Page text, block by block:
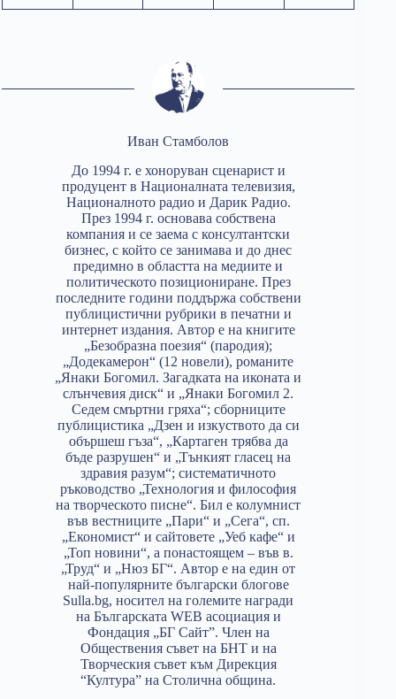
Иван Стамболов
До 1994 г. е хоноруван сценарист и
продуцент в Националната телевизия,
Националното радио и Дарик Радио.
През 1994 г. основава собствена
компания и се заема с консултантски
бизнес, с който се занимава и до днес
предимно в областта на медиите и
политическото позициониране. През
последните години поддържа собствени
публицистични рубрики в печатни и
интернет издания. Автор е на книгите
„Безобразна поезия“ (пародия);
„Додекамерон“ (12 новели), романите
„Янаки Богомил. Загадката на иконата и
слънчевия диск“ и „Янаки Богомил 2.
Седем смъртни гряха“; сборниците
публицистика „Дзен и изкуството да си
обършеш гъза“, „Картаген трябва да
бъде разрушен“ и „Тънкият гласец на
здравия разум“; систематичното
ръководство „Технология и философия
на творческото писне“. Бил е колумнист
във вестниците „Пари“ и „Сега“, сп.
„Економист“ и сайтовете „Уеб кафе“ и
„Топ новини“, а понастоящем – във в.
„Труд“ и „Нюз БГ“. Автор е на един от
най-популярните български блогове
Sulla.bg, носител на големите награди
на Българската WEB асоциация и
Фондация „БГ Сайт”. Член на
Обществения съвет на БНТ и на
Творческия съвет към Дирекция
“Култура” на Столична община.